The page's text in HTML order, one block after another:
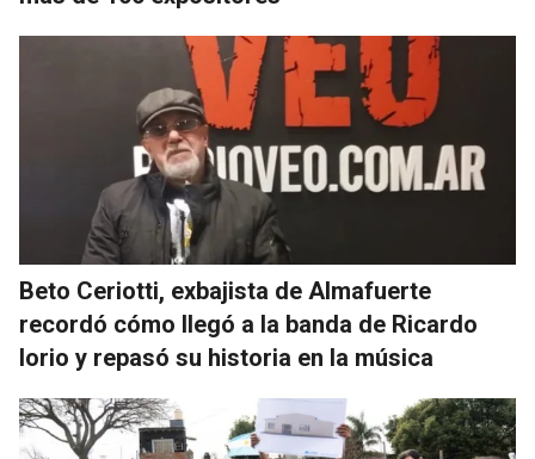
Beto Ceriotti, exbajista de Almafuerte
recordó cómo llegó a la banda de Ricardo
Iorio y repasó su historia en la música